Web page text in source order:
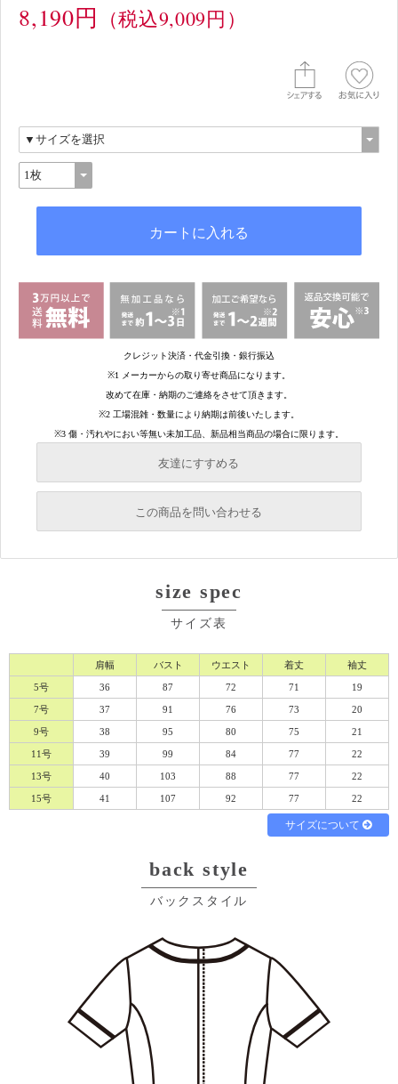
8,190円 （税込9,009円）
友達にすすめる
必須
必須
この商品を問い合わせる
必須
プライバシーポリシーをご確認ください。
プライバシーポリシーを確認しました。
size spec
サイズ表
肩幅 バスト ウエスト 着丈 袖丈
5号 36 87 72 71 19
7号 37 91 76 73 20
9号 38 95 80 75 21
11号 39 99 84 77 22
13号 40 103 88 77 22
15号 41 107 92 77 22
サイズについて
back style
バックスタイル